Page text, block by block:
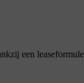
een